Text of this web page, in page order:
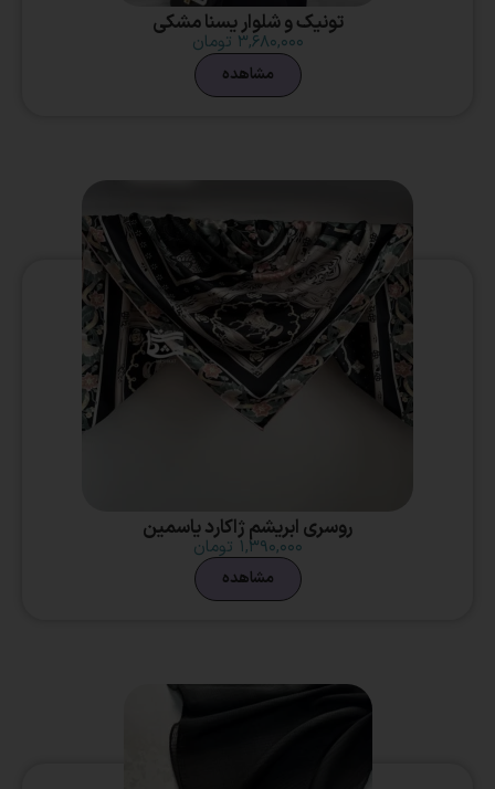
تونیک و شلوار یسنا مشکی
۳,۶۸۰,۰۰۰ تومان
مشاهده
روسری ابریشم ژاکارد یاسمین
۱,۳۹۰,۰۰۰ تومان
مشاهده